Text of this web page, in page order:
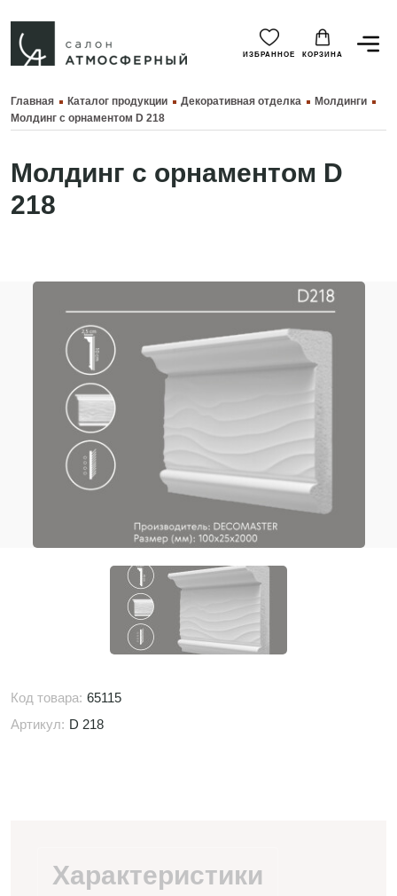
ИЗБРАННОЕ КОРЗИНА
Главная Каталог продукции Декоративная отделка
Молдинги
Молдинг с орнаментом D 218
Молдинг с орнаментом D
218
Код товара: 65115
Артикул: D 218
Характеристики